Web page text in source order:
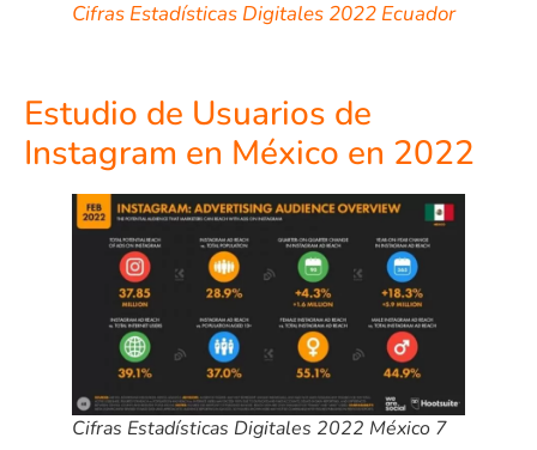
Cifras Estadísticas Digitales 2022 Ecuador
Estudio de Usuarios de
Instagram en México en 2022
Cifras Estadísticas Digitales 2022 México 7